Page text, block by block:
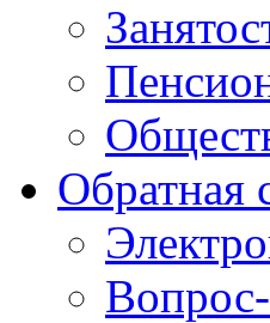
Обратная